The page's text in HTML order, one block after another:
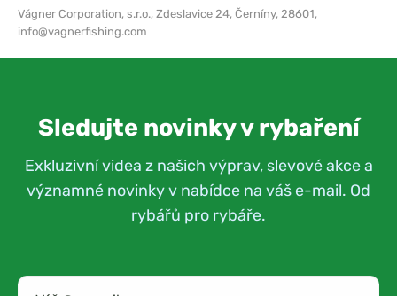
Vágner Corporation, s.r.o., Zdeslavice 24, Černíny, 28601,
info@vagnerfishing.com
Sledujte novinky v rybaření
Exkluzivní videa z našich výprav, slevové akce a
významné novinky v nabídce na váš e-mail. Od
rybářů pro rybáře.